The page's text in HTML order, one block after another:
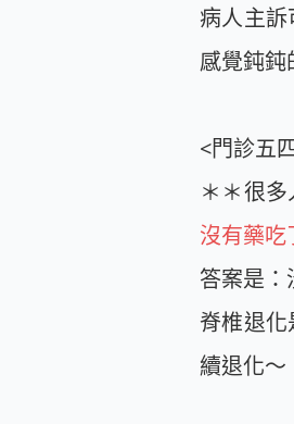
病人主
感覺鈍鈍
<門診五
＊＊很
沒有藥吃
答案是
脊椎退化
續退化～